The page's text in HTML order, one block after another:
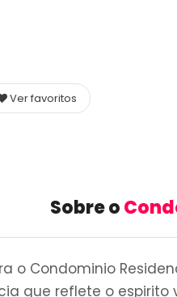
Ver favoritos
Sobre o
o Condominio
que reflete o espirito